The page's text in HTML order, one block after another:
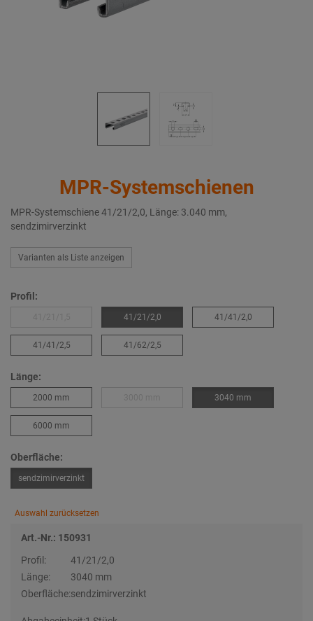
MPR-Systemschienen
MPR-Systemschiene 41/21/2,0, Länge: 3.040 mm,
sendzimirverzinkt
Varianten als Liste anzeigen
Profil:
41/21/2,0 41/41/2,0
41/41/2,5 41/62/2,5
Länge:
2000 mm 3040 mm
6000 mm
Oberfläche:
sendzimirverzinkt
Auswahl zurücksetzen
Art.-Nr.: 150931
Profil:
41/21/2,0
Länge:
3040 mm
Oberfläche:sendzimirverzinkt